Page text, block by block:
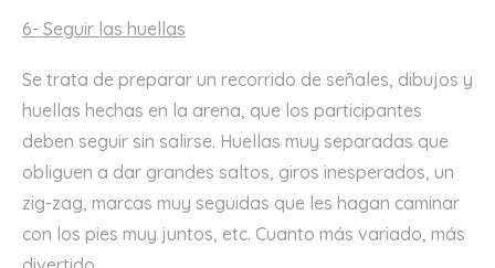
6- Seguir las huellas
Se trata de preparar un recorrido de señales, dibujos y
huellas hechas en la arena, que los participantes
deben seguir sin salirse. Huellas muy separadas que
obliguen a dar grandes saltos, giros inesperados, un
zig-zag, marcas muy seguidas que les hagan caminar
con los pies muy juntos, etc. Cuanto más variado, más